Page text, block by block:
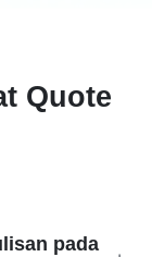
Quote
pada